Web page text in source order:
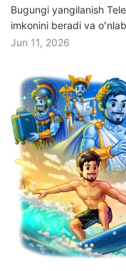
Bugungi yangilanish
imkonini beradi va
Jun 11, 2026